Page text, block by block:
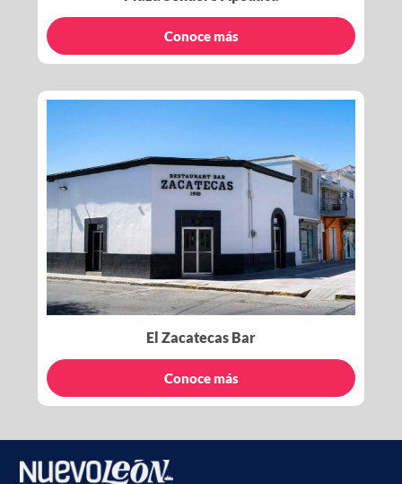
Conoce más
El Zacatecas Bar
Conoce más